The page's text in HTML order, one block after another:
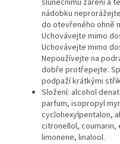
nádobku
do otevřeného ohně
Uchovávejte mimo
Uchovávejte mimo
Nepoužívejte na
dobře protřepejte.
podpaží krátkými
Složení: alcohol
parfum, isopropyl
cyclohexylpentalon,
citronellol, coumarin,
limonene, linalool.